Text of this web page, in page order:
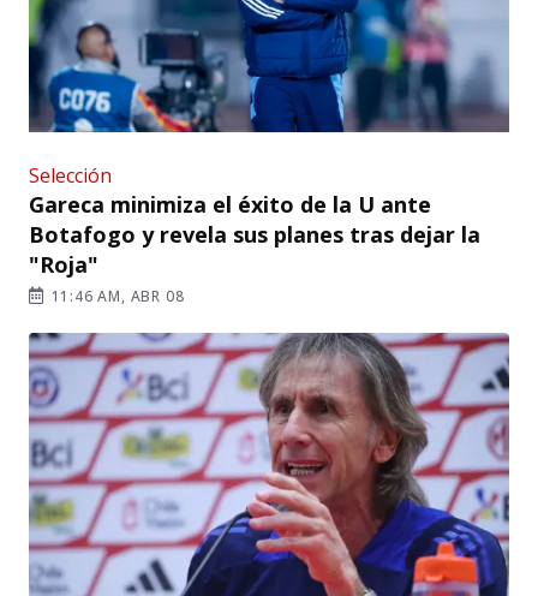
Selección
Gareca minimiza el éxito de la U ante
Botafogo y revela sus planes tras dejar la
"Roja"
11:46 AM, ABR 08